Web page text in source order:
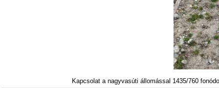
Kapcsolat a nagyvasúti állomással 1435/760